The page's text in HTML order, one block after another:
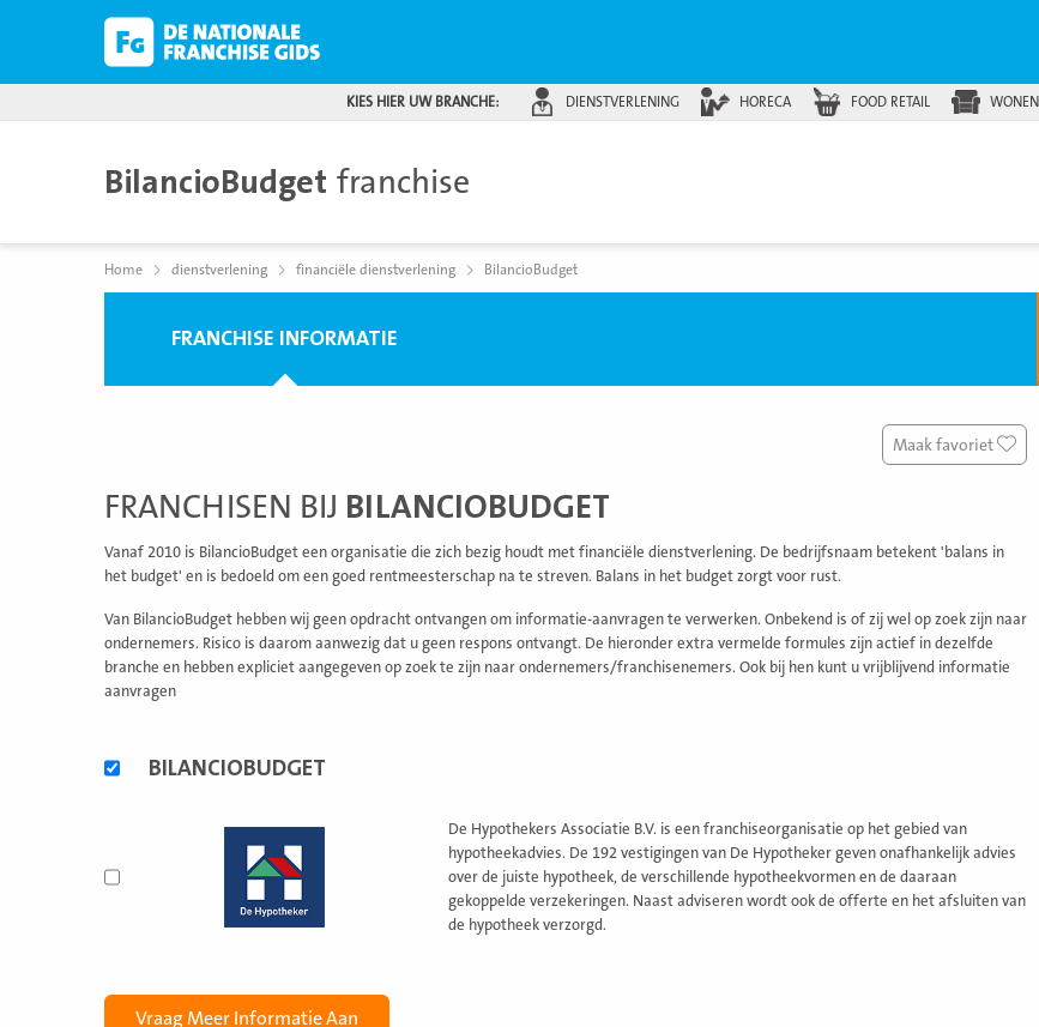
KIES HIER UW BRANCHE: DIENSTVERLENING HORECA FOOD RETAIL WONEN
BilancioBudget franchise
Home dienstverlening financiële dienstverlening BilancioBudget
FRANCHISE INFORMATIE
Maak favoriet
FRANCHISEN BIJ BILANCIOBUDGET
Vanaf 2010 is BilancioBudget een organisatie die zich bezig houdt met financiële dienstverlening. De bedrijfsnaam betekent 'balans in
het budget' en is bedoeld om een goed rentmeesterschap na te streven. Balans in het budget zorgt voor rust.
Van BilancioBudget hebben wij geen opdracht ontvangen om informatie-aanvragen te verwerken. Onbekend is of zij wel op zoek zijn naar
ondernemers. Risico is daarom aanwezig dat u geen respons ontvangt. De hieronder extra vermelde formules zijn actief in dezelfde
branche en hebben expliciet aangegeven op zoek te zijn naar ondernemers/franchisenemers. Ook bij hen kunt u vrijblijvend informatie
aanvragen
formulesBILANCIOBUDGET
De Hypothekers Associatie B.V. is een franchiseorganisatie op het gebied van
hypotheekadvies. De 192 vestigingen van De Hypotheker geven onafhankelijk advies
over de juiste hypotheek, de verschillende hypotheekvormen en de daaraan
gekoppelde verzekeringen. Naast adviseren wordt ook de offerte en het afsluiten van
de hypotheek verzorgd.